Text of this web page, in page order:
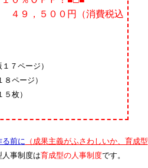
９，５００円（消費税込
７ページ）
ページ）
枚）
る前に （成果主義がふさわしいか、育成型
人事制度は育成型の人事制度です。